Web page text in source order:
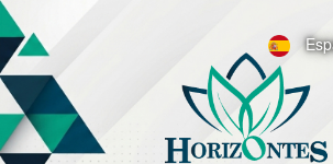
a
g
a